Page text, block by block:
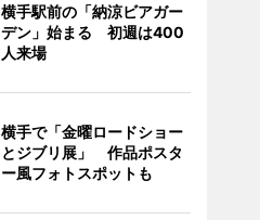
横手駅前の「納涼ビアガー
デン」始まる 初週は400
人来場
横手で「金曜ロードショー
とジブリ展」 作品ポスタ
ー風フォトスポットも